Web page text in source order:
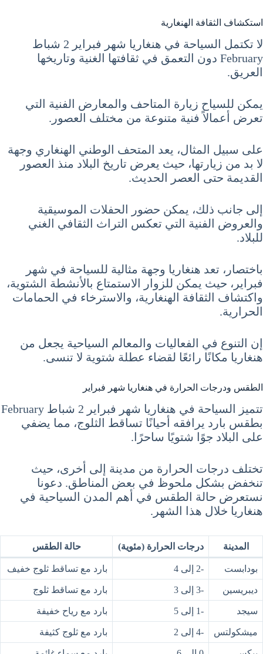
استكشاف الثقافة الهنغارية
لا تكتمل السياحة في هنغاريا شهر فبراير 2 شباط
February دون التعمق في ثقافتها الغنية وتاريخها
العريق.
يمكن للسياح زيارة المتاحف والمعارض الفنية التي
تعرض أعمالاً فنية متنوعة من مختلف العصور.
على سبيل المثال، يعد المتحف الوطني الهنغاري وجهة
لا بد من زيارتها، حيث يعرض تاريخ البلاد منذ العصور
القديمة حتى العصر الحديث.
إلى جانب ذلك، يمكن حضور الحفلات الموسيقية
والعروض الفنية التي تعكس التراث الثقافي الغني
للبلاد.
باختصار، تعد هنغاريا وجهة مثالية للسياحة في شهر
فبراير، حيث يمكن للزوار الاستمتاع بالأنشطة الشتوية،
واكتشاف الثقافة الهنغارية، والاسترخاء في الحمامات
الحرارية.
إن التنوع في الفعاليات والمعالم السياحية يجعل من
هنغاريا مكانًا رائعًا لقضاء عطلة شتوية لا تنسى.
الطقس ودرجات الحرارة في هنغاريا شهر فبراير
تتميز السياحة في هنغاريا شهر فبراير 2 شباط February
بطقس بارد يرافقه أحيانًا تساقط الثلوج، مما يضفي
على البلاد جوًا شتويًا ساحرًا.
تختلف درجات الحرارة من مدينة إلى أخرى، حيث
تنخفض بشكل ملحوظ في بعض المناطق. دعونا
نستعرض حالة الطقس في أهم المدن السياحية في
هنغاريا خلال هذا الشهر.
المدينة درجات الحرارة (مئوية) حالة الطقس
بودابست -2 إلى 4 بارد مع تساقط ثلوج خفيف
ديبريسين -3 إلى 3 بارد مع تساقط ثلوج
سيجد -1 إلى 5 بارد مع رياح خفيفة
ميشكولتس -4 إلى 2 بارد مع ثلوج كثيفة